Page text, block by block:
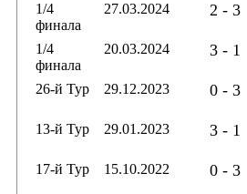
1/4
финала
27.03.2024 2 - 3
1/4
финала
20.03.2024 3 - 1
26-й Тур
29.12.2023 0 - 3
13-й Тур
29.01.2023 3 - 1
17-й Тур
15.10.2022 0 - 3